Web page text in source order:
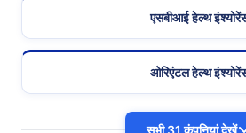
एसबीआई हेल्थ
ओरिएंटल हेल्थ
सभी 31 कंपनियां देखें